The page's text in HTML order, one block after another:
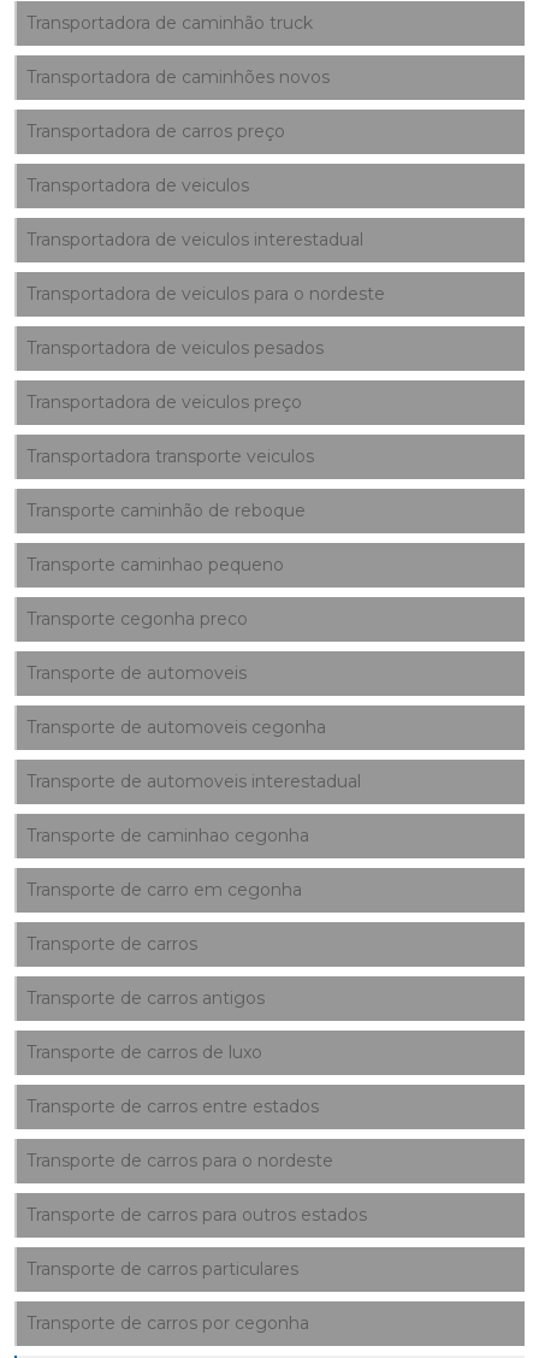
Transportadora de caminhão truck
Transportadora de caminhões novos
Transportadora de carros preço
Transportadora de veiculos
Transportadora de veiculos interestadual
Transportadora de veiculos para o nordeste
Transportadora de veiculos pesados
Transportadora de veiculos preço
Transportadora transporte veiculos
Transporte caminhão de reboque
Transporte caminhao pequeno
Transporte cegonha preco
Transporte de automoveis
Transporte de automoveis cegonha
Transporte de automoveis interestadual
Transporte de caminhao cegonha
Transporte de carro em cegonha
Transporte de carros
Transporte de carros antigos
Transporte de carros de luxo
Transporte de carros entre estados
Transporte de carros para o nordeste
Transporte de carros para outros estados
Transporte de carros particulares
Transporte de carros por cegonha